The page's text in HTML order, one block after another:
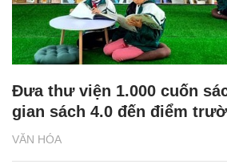
VĂN HÓA
Đưa thư viện 1.000 cuốn
gian sách 4.0 đến điểm